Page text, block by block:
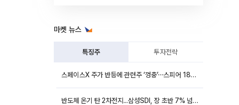
마켓 뉴스
특징주 투자전략
스페이스X 주가 반등에 관련주 ‘껑충’⋯스피어 18%ㆍ에이치브이엠 12%↑
반도체 온기 탄 2차전지...삼성SDI, 장 초반 7% 넘게 껑충